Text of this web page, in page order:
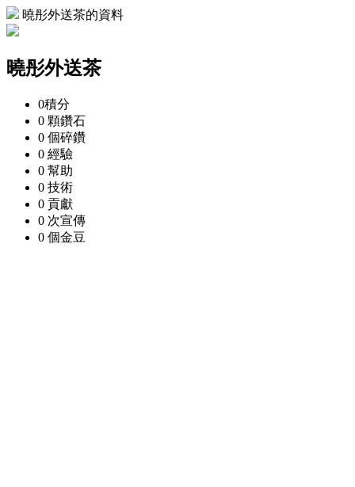
曉彤外送茶的資料
曉彤外送茶
0積分
0 顆鑽石
0 個碎鑽
0 經驗
0 幫助
0 技術
0 貢獻
0 次宣傳
0 個金豆